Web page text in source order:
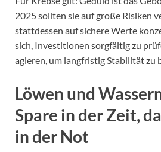
2025 sollten sie auf große Risiken
stattdessen auf sichere Werte
sich, Investitionen sorgfältig zu
agieren, um langfristig Stabilität zu
Löwen und
Spare in der Zeit,
in der Not